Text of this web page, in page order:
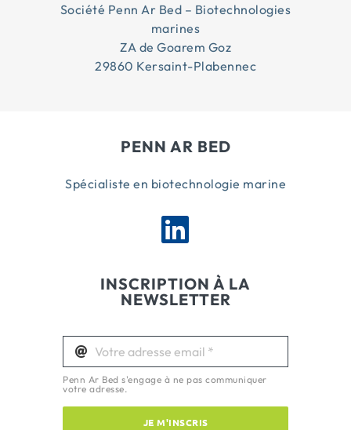
Société Penn Ar Bed – Biotechnologies
marines
ZA de Goarem Goz
29860 Kersaint-Plabennec
PENN AR BED
Spécialiste en biotechnologie marine
INSCRIPTION À LA
NEWSLETTER
Penn Ar Bed s'engage à ne pas communiquer
votre adresse.
JE M'INSCRIS